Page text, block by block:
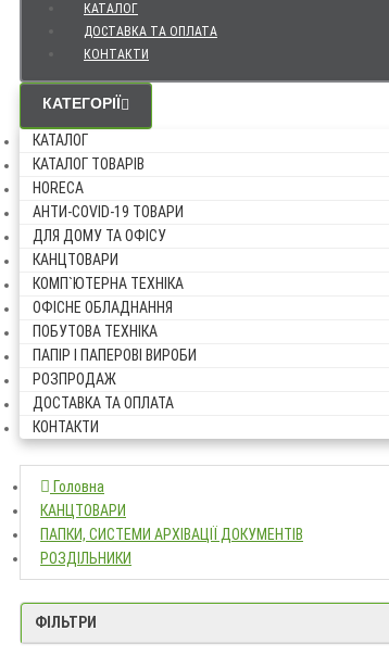
КАТАЛОГ
ДОСТАВКА ТА ОПЛАТА
КОНТАКТИ
КАТЕГОРІЇ
КАТАЛОГ
КАТАЛОГ ТОВАРІВ
HORECA
АНТИ-COVID-19 ТОВАРИ
ДЛЯ ДОМУ ТА ОФІСУ
КАНЦТОВАРИ
КОМП`ЮТЕРНА ТЕХНІКА
ОФІСНЕ ОБЛАДНАННЯ
ПОБУТОВА ТЕХНІКА
ПАПІР І ПАПЕРОВІ ВИРОБИ
РОЗПРОДАЖ
ДОСТАВКА ТА ОПЛАТА
КОНТАКТИ
Головна
КАНЦТОВАРИ
ПАПКИ, СИСТЕМИ АРХІВАЦІЇ ДОКУМЕНТІВ
РОЗДІЛЬНИКИ
ФІЛЬТРИ